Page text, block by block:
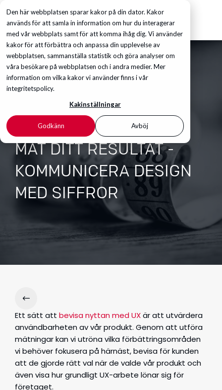
Den här webbplatsen sparar kakor på din dator. Kakor
används för att samla in information om hur du interagerar
med vår webbplats samt för att komma ihåg dig. Vi använder
kakor för att förbättra och anpassa din upplevelse av
webbplatsen, sammanställa statistik och göra analyser om
våra besökare på webbplatsen och i andra medier. Mer
information om vilka kakor vi använder finns i vår
integritetspolicy.
Kakinställningar
Godkänn Avböj
MÄT DITT RESULTAT -
KOMMUNICERA DESIGN
MED SIFFROR
Ett sätt att bevisa nyttan med UXär att utvärdera
användbarheten av vår produkt. Genom att utföra
mätningar kan vi utröna vilka förbättringsområden
vi behöver fokusera på härnäst, bevisa för kunden
att de gjorde rätt val när de valde vår produkt och
även visa hur grundligt UX-arbete lönar sig för
företaget.